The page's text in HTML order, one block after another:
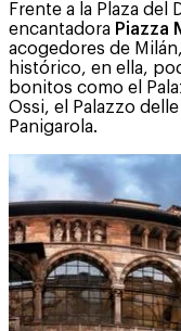
Frente a la Plaza
encantadora Piazza
acogedores de
histórico, en ella,
bonitos como el
Ossi, el Palazzo
Panigarola.